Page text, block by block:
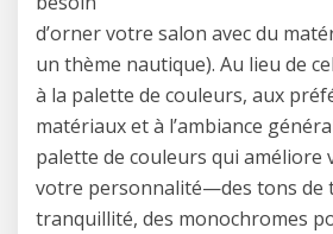
d’orner votre salon avec du
un thème nautique). Au lieu de
à la palette de couleurs, aux
matériaux et à l’ambiance
palette de couleurs qui améliore
votre personnalité—des tons de
tranquillité, des monochromes